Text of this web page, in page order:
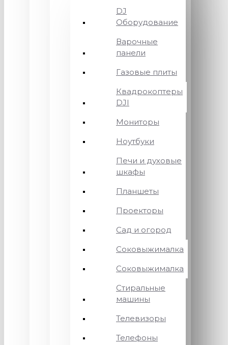
DJ
Оборудование
Варочные
панели
Газовые плиты
Квадрокоптеры
DJI
Мониторы
Ноутбуки
Печи и духовые
шкафы
Планшеты
Проекторы
Сад и огород
Соковыжималка
Соковыжималка
Стиральные
машины
Телевизоры
Телефоны